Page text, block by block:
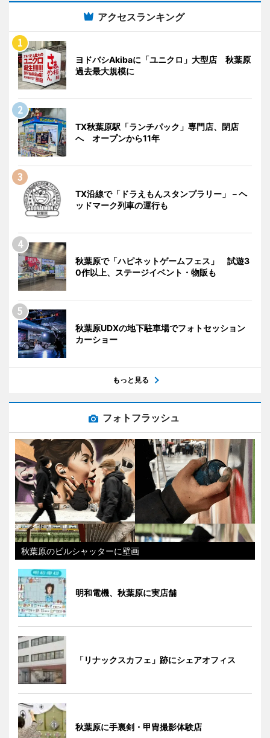
アクセスランキング
ヨドバシAkibaに「ユニクロ」大型店 秋葉原
過去最大規模に
TX秋葉原駅「ランチパック」専門店、閉店
へ オープンから11年
TX沿線で「ドラえもんスタンプラリー」－ヘ
ッドマーク列車の運行も
秋葉原で「ハピネットゲームフェス」 試遊3
0作以上、ステージイベント・物販も
秋葉原UDXの地下駐車場でフォトセッション
カーショー
もっと見る
フォトフラッシュ
秋葉原のビルシャッターに壁画
明和電機、秋葉原に実店舗
「リナックスカフェ」跡にシェアオフィス
秋葉原に手裏剣・甲冑撮影体験店